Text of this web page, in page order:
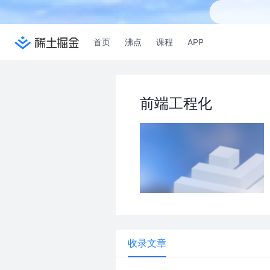
首页 沸点 课程 APP
前端工程化
收录文章